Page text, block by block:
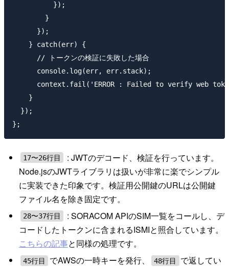
          });
        }
      });
    } catch(err) {
      // トークンの検証に失敗した場合
      console.log(err, err.stack);
context.fail('ERROR : Failed to verify web
    }
  });
17〜26行目
: JWTのデコード、検証を行っています。
Node.jsのJWTライブラリは扱いが非常に楽でシンプル
に実装できた印象です。検証用公開鍵のURLは公開鍵
ファイル名を除き固定です。
28〜37行目
: SORACOM APIのSIM一覧をコールし、デ
コードしたトークンに含まれるISMIと照合しています。
こちらの記事と同様の処理です。
45行目 でAWSの一時キーを発行、 48行目
で返してい